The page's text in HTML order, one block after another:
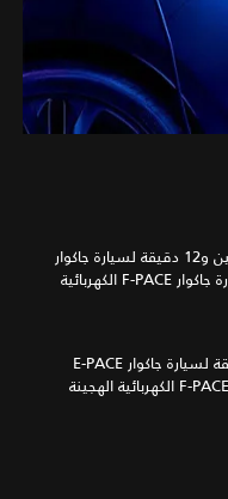
شواحن التيار المتردد المنزلية بقدرة 7 كيلوواط: شحن بنسبة 100% خلال ساعتين و12 دقيقة لسيارة جاكوار
E‑PACE الكهربائية الهجينة / شحن بنسبة 100% خلال ساعتين و16 دقيقة لسيارة جاكوار F‑PACE الكهربائية
المقابس المنزلية ذات الـ 3 سنون: شحن بنسبة 100% خلال 6 ساعات و42 دقيقة لسيارة جاكوار E‑PACE